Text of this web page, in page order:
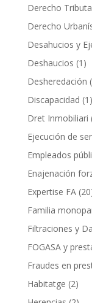
Derecho
Derecho
Desahucios y
Deshaucios (1)
Desheredación
Discapacidad (1)
Dret Inmobiliari
Ejecución de
Empleados
Enajenación
Expertise FA
Familia
Filtraciones y
FOGASA y
Fraudes en
Habitatge (2)